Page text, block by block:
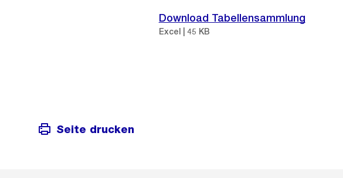
Download Tabellensammlung
Excel | 45 KB
Seite drucken